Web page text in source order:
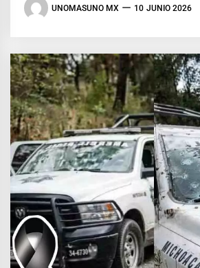
UNOMASUNO MX 10 JUNIO 2026